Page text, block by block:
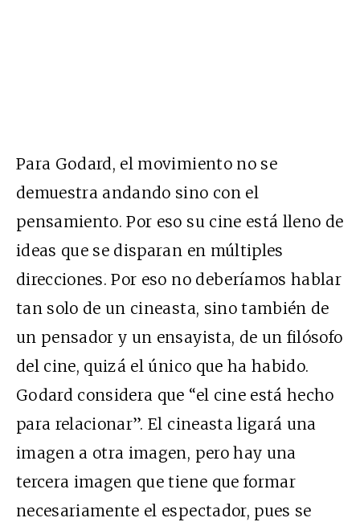
Para Godard, el movimiento no se
demuestra andando sino con el
pensamiento. Por eso su cine está lleno de
ideas que se disparan en múltiples
direcciones. Por eso no deberíamos hablar
tan solo de un cineasta, sino también de
un pensador y un ensayista, de un filósofo
del cine, quizá el único que ha habido.
Godard considera que “el cine está hecho
para relacionar”. El cineasta ligará una
imagen a otra imagen, pero hay una
tercera imagen que tiene que formar
necesariamente el espectador, pues se